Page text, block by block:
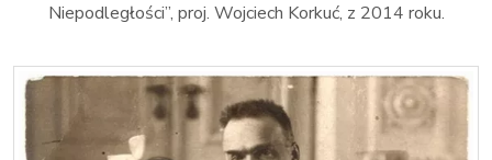
Niepodległości”, proj. Wojciech Korkuć, z 2014 roku.